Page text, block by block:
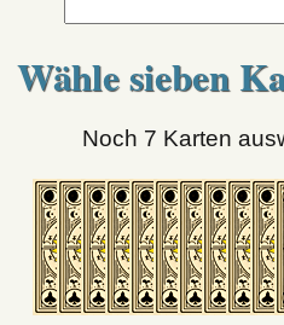
Wähle sieben
Noch 7 Karten